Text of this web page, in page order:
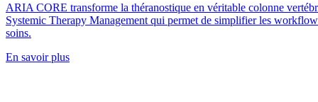
ARIA CORE transforme la théranostique en véritable colonne
Systemic Therapy Management qui permet de simplifier les
soins.
En savoir plus